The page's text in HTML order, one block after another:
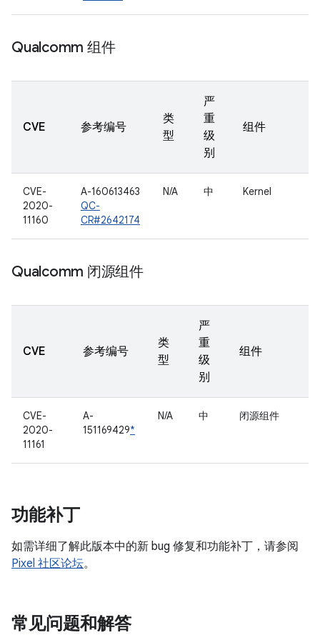
Qualcomm 组件
CVE 参考编号
类
型
严
重
级
别
组件
CVE-
2020-
11160
A-160613463
QC-
CR#2642174
N/A 中 Kernel
Qualcomm 闭源组件
CVE 参考编号
类
型
严
重
级
别
组件
CVE-
2020-
11161
A-
151169429*
N/A 中 闭源组件
功能补丁
如需详细了解此版本中的新 bug 修复和功能补丁，请参阅
Pixel 社区论坛。
常见问题和解答